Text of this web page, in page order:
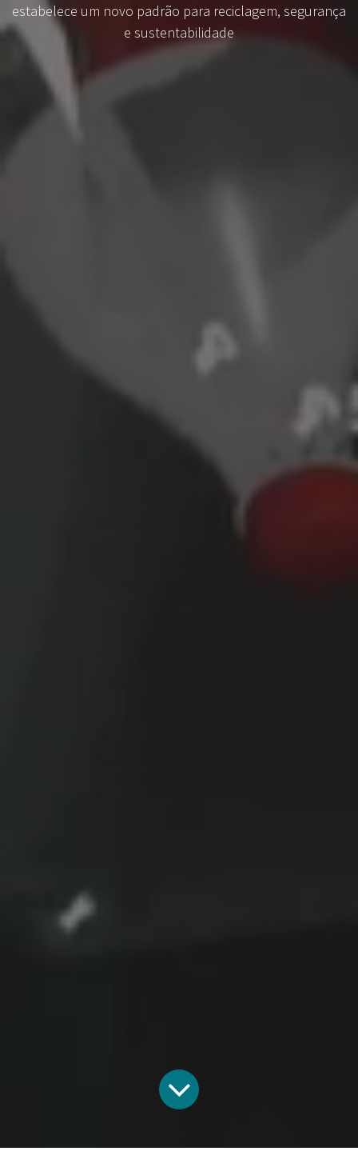
estabelece um novo padrão para reciclagem, segurança
e sustentabilidade